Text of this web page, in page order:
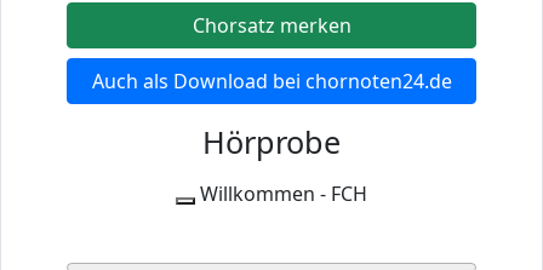
Chorsatz merken
Auch als Download bei chornoten24.de
Hörprobe
Willkommen - FCH